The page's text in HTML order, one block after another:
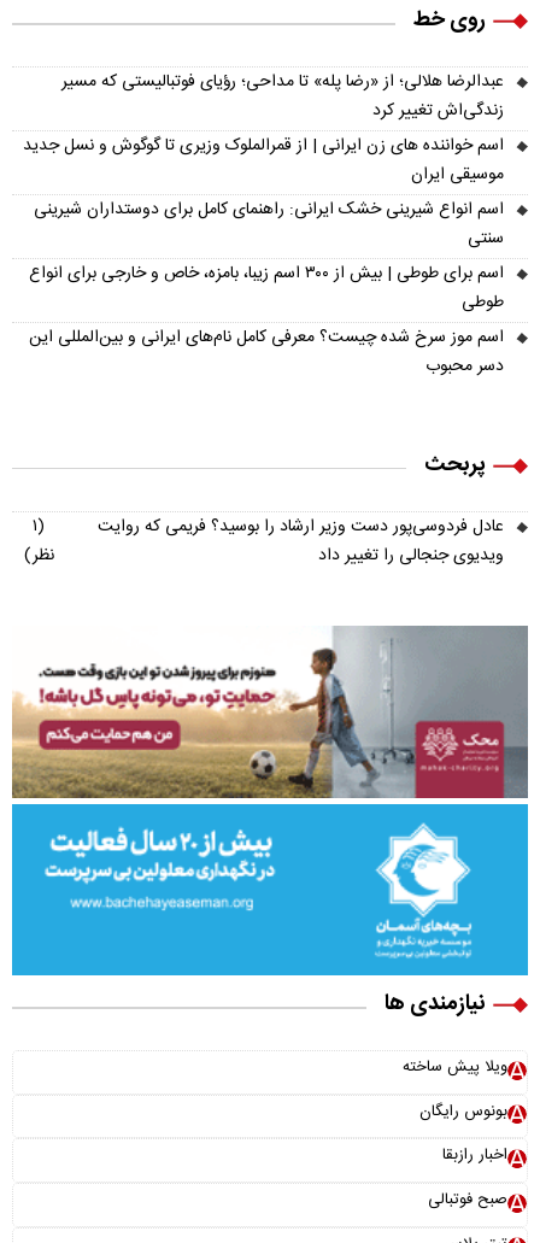
روی خط
عبدالرضا هلالی؛ از «رضا پله» تا مداحی؛ رؤیای فوتبالیستی که مسیر
زندگی‌اش تغییر کرد
اسم خواننده های زن ایرانی | از قمرالملوک وزیری تا گوگوش و نسل جدید
موسیقی ایران
اسم انواع شیرینی خشک ایرانی: راهنمای کامل برای دوستداران شیرینی
سنتی
اسم برای طوطی | بیش از ۳۰۰ اسم زیبا، بامزه، خاص و خارجی برای انواع
طوطی
اسم موز سرخ شده چیست؟ معرفی کامل نام‌های ایرانی و بین‌المللی این
دسر محبوب
پربحث
عادل فردوسی‌پور دست وزیر ارشاد را بوسید؟ فریمی که روایت
ویدیوی جنجالی را تغییر داد
(۱
نظر)
نیازمندی ها
ویلا پیش ساخته
بونوس رایگان
اخبار رازبقا
صبح فوتبالی